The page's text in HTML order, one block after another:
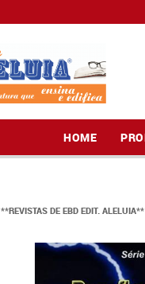
HOME
**REVISTAS DE EBD EDIT. ALELUIA**